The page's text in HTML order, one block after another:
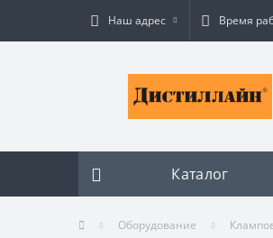
Наш адрес Время
Каталог
Оборудование